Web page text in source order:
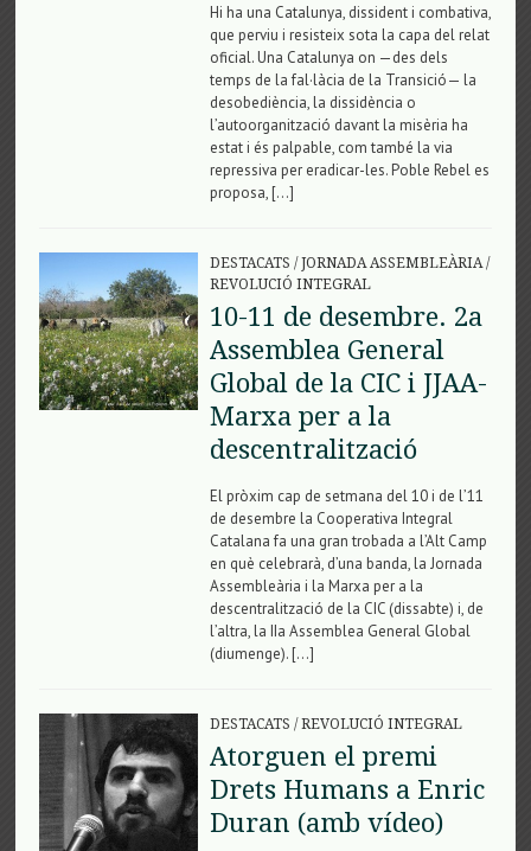
Hi ha una Catalunya, dissident i combativa,
que perviu i resisteix sota la capa del relat
oficial. Una Catalunya on —des dels
temps de la fal·làcia de la Transició— la
desobediència, la dissidència o
l’autoorganització davant la misèria ha
estat i és palpable, com també la via
repressiva per eradicar-les. Poble Rebel es
proposa, […]
DESTACATS /JORNADA ASSEMBLEÀRIA/
REVOLUCIÓ INTEGRAL
10-11 de desembre. 2a
Assemblea General
Global de la CIC i JJAA-
Marxa per a la
descentralització
El pròxim cap de setmana del 10 i de l’11
de desembre la Cooperativa Integral
Catalana fa una gran trobada a l’Alt Camp
en què celebrarà, d’una banda, la Jornada
Assembleària i la Marxa per a la
descentralització de la CIC (dissabte) i, de
l’altra, la IIa Assemblea General Global
(diumenge). […]
DESTACATS /REVOLUCIÓ INTEGRAL
Atorguen el premi
Drets Humans a Enric
Duran (amb vídeo)